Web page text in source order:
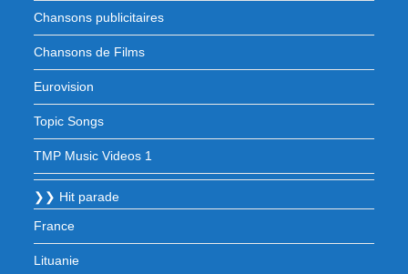
Chansons publicitaires
Chansons de Films
Eurovision
Topic Songs
TMP Music Videos 1
❯❯ Hit parade
France
Lituanie